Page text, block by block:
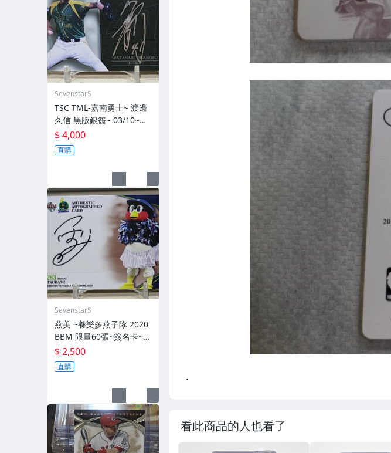
看此商品的人也看了
SevenstarS
TSC TML-嘉南勇士~ 渡邊
久信 黑版銀簽~ 03/10~限
量10張 簽名卡~交換卡 已
換回~ 簽背號41~西武獅日
職3屆勝投王 勇士TML三冠
$ 4,000
直購
SevenstarS
燕美 ~養樂多燕子隊 2020
BBM 限量60張~簽名卡~2
83 TSUBAMI~最強吉祥物
燕九郎妹妹
$ 2,500
直購